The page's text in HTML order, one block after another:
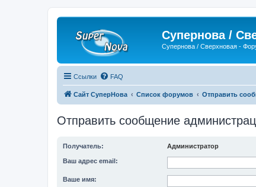
Супернова /
Супернова / Сверхновая -
Ссылки FAQ
Сайт СуперНова Список форумов Отправить
Отправить сообщение
Получатель: Администратор
Ваш адрес email:
Ваше имя: